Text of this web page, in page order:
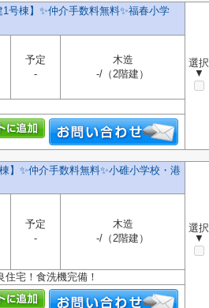
号棟】✨️仲介手数料無料✨️福春小学
選択
▼
予定
-
木造
-/（2階建）
】✨️仲介手数料無料✨️小碓小学校・港
選択
▼
予定
-
木造
-/（2階建）
宅！食洗機完備！